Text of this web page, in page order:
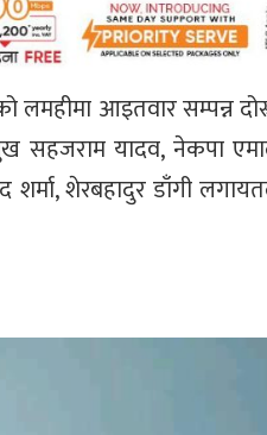
लमहीमा आइतवार सम्पन्न
सहजराम यादव, नेकपा
शर्मा, शेरबहादुर डाँगी